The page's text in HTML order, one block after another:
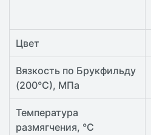
Цвет
Вязкость по Брукфильду
(200°С), МПа
Температура
размягчения, °С